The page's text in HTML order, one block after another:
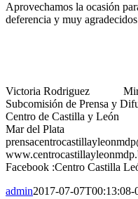
Aprovechamos la ocasión
deferencia y muy
Victoria Rodriguez Mirta
Subcomisión de Prensa y
Centro de Castilla y León
Mar del Plata
Facebook :Centro Castilla
admin2017-07-07T00:13:08-